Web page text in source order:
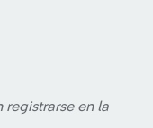
registrarse en la